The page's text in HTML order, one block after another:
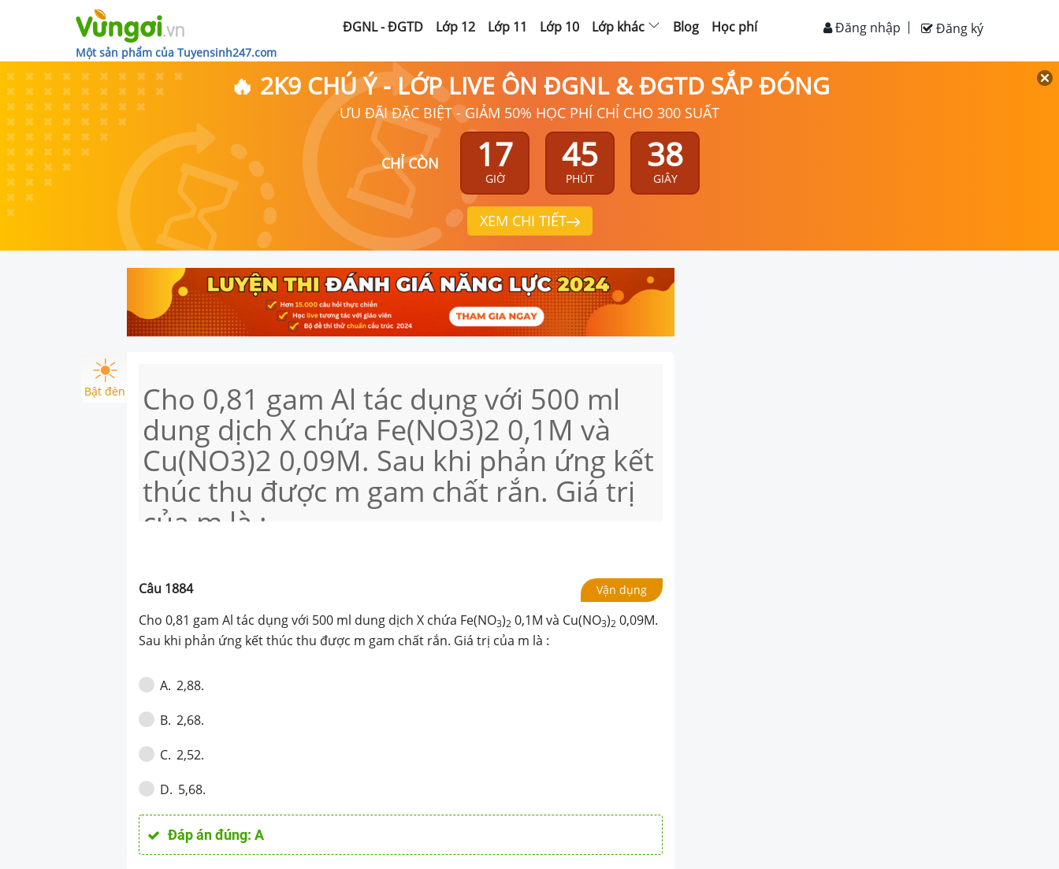
Một sản phẩm của Tuyensinh247.com
ĐGNL - ĐGTD Lớp 12 Lớp 11 Lớp 10 Lớp khác Blog Học phí Đăng ký
Đăng nhập
🔥 2K9 CHÚ Ý - LỚP LIVE ÔN ĐGNL & ĐGTD SẮP ĐÓNG
ƯU ĐÃI ĐẶC BIỆT - GIẢM 50% HỌC PHÍ CHỈ CHO 300 SUẤT
CHỈ CÒN 17
GIỜ
45
PHÚT
37
GIÂY
XEM CHI TIẾT
Bật đèn Cho 0,81 gam Al tác dụng với 500 ml
dung dịch X chứa Fe(NO3)2 0,1M và
Cu(NO3)2 0,09M. Sau khi phản ứng kết
thúc thu được m gam chất rắn. Giá trị
của m là :
Câu 1884 Vận dụng
Cho 0,81 gam Al tác dụng với 500 ml dung dịch X chứa Fe(NO3)2 0,1M và Cu(NO3)2 0,09M.
Sau khi phản ứng kết thúc thu được m gam chất rắn. Giá trị của m là :
A. 2,88.
B. 2,68.
C. 2,52.
D. 5,68.
Đáp án đúng:A